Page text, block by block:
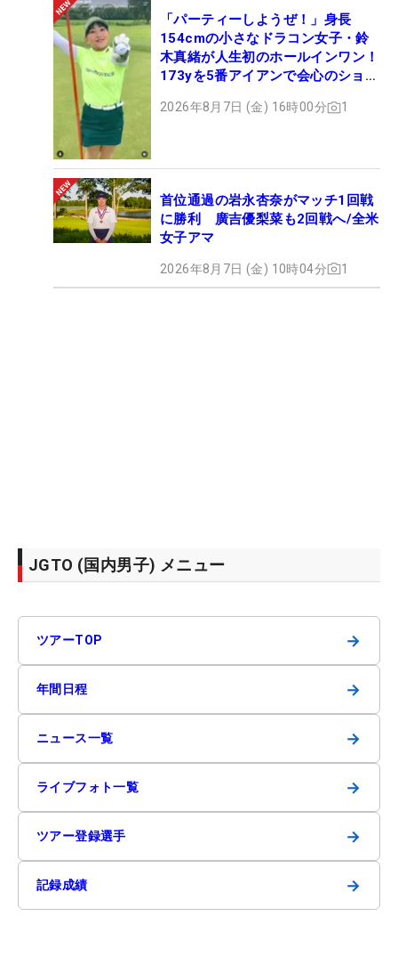
「パーティーしようぜ！」身長
154cmの小さなドラコン女子・鈴
木真緒が人生初のホールインワン！
173yを5番アイアンで会心のショッ
2026年8月7日 (金) 16時00分 1
首位通過の岩永杏奈がマッチ1回戦
に勝利 廣吉優梨菜も2回戦へ/全米
女子アマ
2026年8月7日 (金) 10時04分 1
JGTO (国内男子) メニュー
ツアーTOP →
年間日程 →
ニュース一覧 →
ライブフォト一覧 →
ツアー登録選手 →
記録成績 →